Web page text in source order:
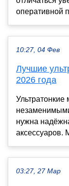
оперативной
10:27, 04 Фев
Лучшие
2026 года
Ультратонкие
нужна
аксессуаров.
03:27, 27 Мар